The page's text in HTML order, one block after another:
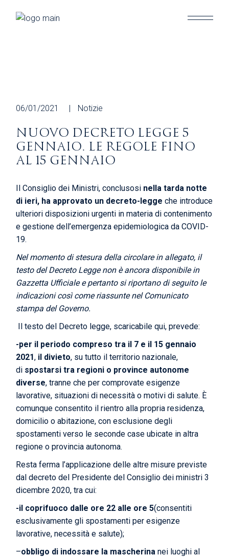
06/01/2021 Notizie
NUOVO DECRETO LEGGE 5
GENNAIO. LE REGOLE FINO
AL 15 GENNAIO
Il Consiglio dei Ministri, conclusosi nella tarda notte
di ieri, ha approvato un decreto-leggeche introduce
ulteriori disposizioni urgenti in materia di contenimento
e gestione dell’emergenza epidemiologica da COVID-
19.
Nel momento di stesura della circolare in allegato, il
testo del Decreto Legge non è ancora disponibile in
Gazzetta Ufficiale e pertanto si riportano di seguito le
indicazioni così come riassunte nel Comunicato
stampa del Governo.
Il testo del Decreto legge, scaricabile qui, prevede:
-per il periodo compreso tra il 7 e il 15 gennaio
2021, il divieto, su tutto il territorio nazionale,
di spostarsi tra regioni o province autonome
diverse, tranne che per comprovate esigenze
lavorative, situazioni di necessità o motivi di salute. È
comunque consentito il rientro alla propria residenza,
domicilio o abitazione, con esclusione degli
spostamenti verso le seconde case ubicate in altra
regione o provincia autonoma.
Resta ferma l’applicazione delle altre misure previste
dal decreto del Presidente del Consiglio dei ministri 3
dicembre 2020, tra cui:
-il coprifuoco dalle ore 22 alle ore 5(consentiti
esclusivamente gli spostamenti per esigenze
lavorative, necessità e salute);
–obbligo di indossare la mascherinanei luoghi al